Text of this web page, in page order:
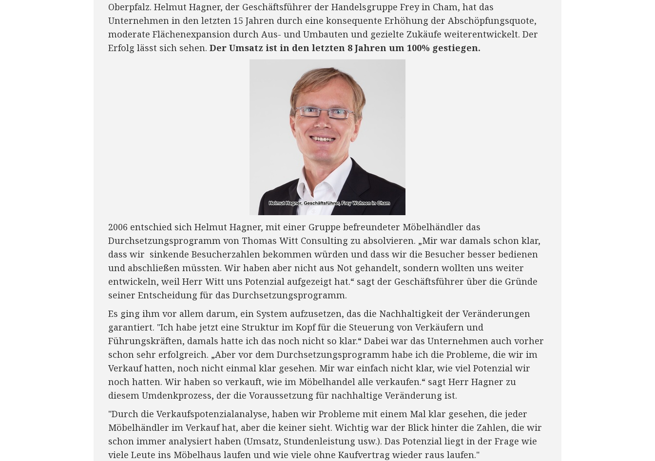
Oberpfalz. Helmut Hagner, der Geschäftsführer der Handelsgruppe Frey in Cham, hat das
Unternehmen in den letzten 15 Jahren durch eine konsequente Erhöhung der Abschöpfungsquote,
moderate Flächenexpansion durch Aus- und Umbauten und gezielte Zukäufe weiterentwickelt. Der
Erfolg lässt sich sehen. Der Umsatz ist in den letzten 8 Jahren um 100% gestiegen.
2006 entschied sich Helmut Hagner, mit einer Gruppe befreundeter Möbelhändler das
Durchsetzungsprogramm von Thomas Witt Consulting zu absolvieren. „Mir war damals schon klar,
dass wir sinkende Besucherzahlen bekommen würden und dass wir die Besucher besser bedienen
und abschließen müssten. Wir haben aber nicht aus Not gehandelt, sondern wollten uns weiter
entwickeln, weil Herr Witt uns Potenzial aufgezeigt hat.“ sagt der Geschäftsführer über die Gründe
seiner Entscheidung für das Durchsetzungsprogramm.
Es ging ihm vor allem darum, ein System aufzusetzen, das die Nachhaltigkeit der Veränderungen
garantiert. "Ich habe jetzt eine Struktur im Kopf für die Steuerung von Verkäufern und
Führungskräften, damals hatte ich das noch nicht so klar.“ Dabei war das Unternehmen auch vorher
schon sehr erfolgreich. „Aber vor dem Durchsetzungsprogramm habe ich die Probleme, die wir im
Verkauf hatten, noch nicht einmal klar gesehen. Mir war einfach nicht klar, wie viel Potenzial wir
noch hatten. Wir haben so verkauft, wie im Möbelhandel alle verkaufen.“ sagt Herr Hagner zu
diesem Umdenkprozess, der die Voraussetzung für nachhaltige Veränderung ist.
"Durch die Verkaufspotenzialanalyse, haben wir Probleme mit einem Mal klar gesehen, die jeder
Möbelhändler im Verkauf hat, aber die keiner sieht. Wichtig war der Blick hinter die Zahlen, die wir
schon immer analysiert haben (Umsatz, Stundenleistung usw.). Das Potenzial liegt in der Frage wie
viele Leute ins Möbelhaus laufen und wie viele ohne Kaufvertrag wieder raus laufen."